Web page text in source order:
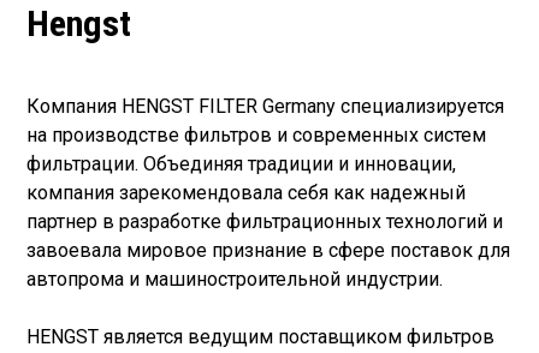
Hengst
Компания HENGST FILTER Germany специализируется
на производстве фильтров и современных систем
фильтрации. Объединяя традиции и инновации,
компания зарекомендовала себя как надежный
партнер в разработке фильтрационных технологий и
завоевала мировое признание в сфере поставок для
автопрома и машиностроительной индустрии.
HENGST является ведущим поставщиком фильтров